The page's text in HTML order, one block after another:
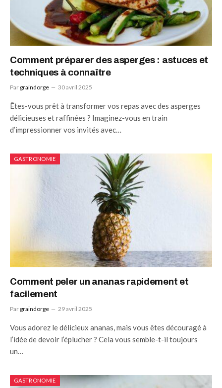
Comment préparer des asperges : astuces et
techniques à connaître
Par graindorge 30 avril 2025
Êtes-vous prêt à transformer vos repas avec des asperges
délicieuses et raffinées ? Imaginez-vous en train
d’impressionner vos invités avec…
GASTRONOMIE
Comment peler un ananas rapidement et
facilement
Par graindorge 29 avril 2025
Vous adorez le délicieux ananas, mais vous êtes découragé à
l’idée de devoir l’éplucher ? Cela vous semble-t-il toujours
un…
GASTRONOMIE